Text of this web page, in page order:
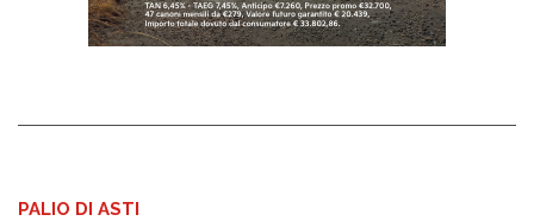
PALIO DI ASTI